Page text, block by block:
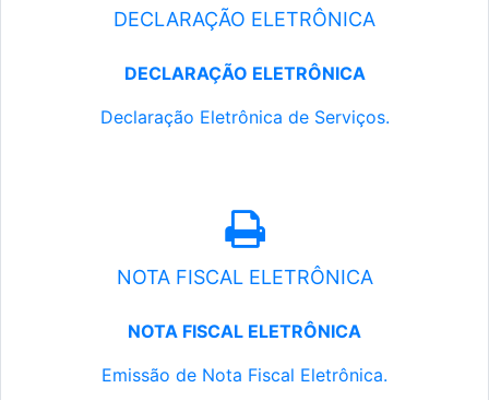
DECLARAÇÃO ELETRÔNICA
DECLARAÇÃO ELETRÔNICA
Declaração Eletrônica de Serviços.
NOTA FISCAL ELETRÔNICA
NOTA FISCAL ELETRÔNICA
Emissão de Nota Fiscal Eletrônica.